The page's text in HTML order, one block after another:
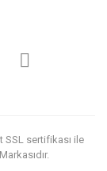
SSL sertifikası ile
Markasıdır.